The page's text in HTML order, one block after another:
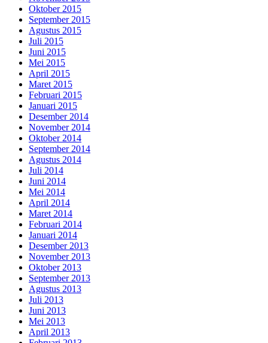
Oktober 2015
September 2015
Agustus 2015
Juli 2015
Juni 2015
Mei 2015
April 2015
Maret 2015
Februari 2015
Januari 2015
Desember 2014
November 2014
Oktober 2014
September 2014
Agustus 2014
Juli 2014
Juni 2014
Mei 2014
April 2014
Maret 2014
Februari 2014
Januari 2014
Desember 2013
November 2013
Oktober 2013
September 2013
Agustus 2013
Juli 2013
Juni 2013
Mei 2013
April 2013